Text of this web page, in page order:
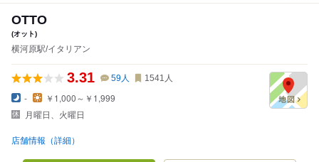
OTTO
(オット)
横河原駅/イタリアン
3.31 59人 1541 人
-
￥1,000～￥1,999
月曜日、火曜日
店舗情報（詳細）